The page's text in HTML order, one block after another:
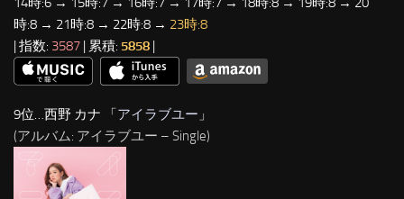
時:8 → 21時:8 → 22時:8 → 23時:8
| 指数: 3587 | 累積: 5858 |
9位…西野 カナ 「アイラブユー 」
(アルバム: アイラブユー – Single)